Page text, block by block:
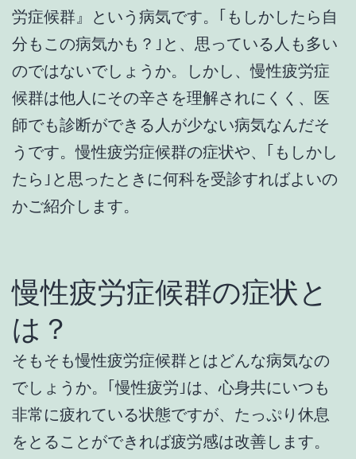
労症候群』という病気です。｢もしかしたら自
分もこの病気かも？｣と、思っている人も多い
のではないでしょうか。しかし、慢性疲労症
候群は他人にその辛さを理解されにくく、医
師でも診断ができる人が少ない病気なんだそ
うです。慢性疲労症候群の症状や、｢もしかし
たら｣と思ったときに何科を受診すればよいの
かご紹介します。
慢性疲労症候群の症状と
は？
そもそも慢性疲労症候群とはどんな病気なの
でしょうか。｢慢性疲労｣は、心身共にいつも
非常に疲れている状態ですが、たっぷり休息
をとることができれば疲労感は改善します。